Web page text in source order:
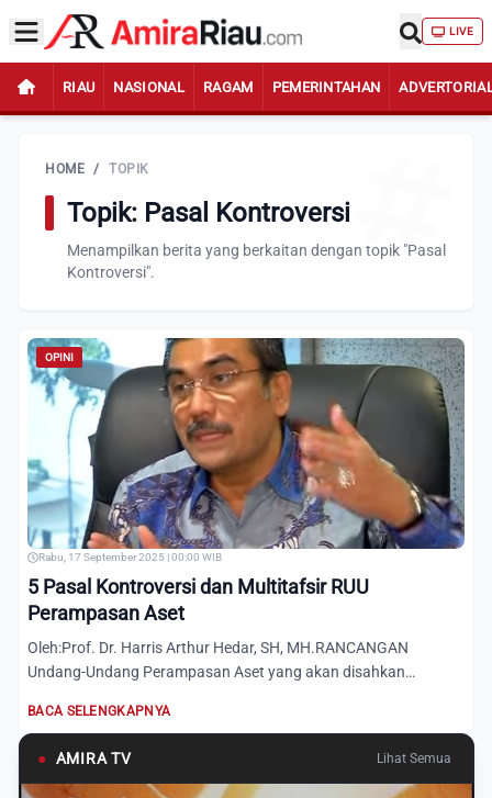
LIVE
RIAU NASIONAL RAGAM PEMERINTAHAN
HOME / TOPIK
Topik: Pasal Kontroversi
Menampilkan berita yang berkaitan dengan topik "Pasal
Kontroversi".
OPINI
Rabu, 17 September 2025 | 00:00 WIB
5 Pasal Kontroversi dan Multitafsir RUU
Perampasan Aset
Oleh:Prof. Dr. Harris Arthur Hedar, SH, MH.RANCANGAN
Undang-Undang Perampasan Aset yang akan disahkan
BACA SELENGKAPNYA
● AMIRA TV Lihat Semua